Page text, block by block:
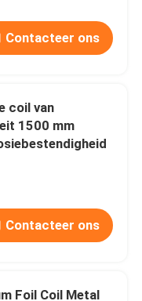
Contacteer ons
coil van
1500 mm
Contacteer ons
Foil Coil Metal